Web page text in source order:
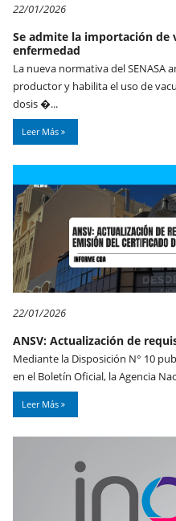
22/01/2026
Se admite la importación de
enfermedad
La nueva normativa del SENASA
productor y habilita el uso de
dosis �...
Leer Más
22/01/2026
ANSV: Actualización de
Mediante la Disposición N° 10
en el Boletín Oficial, la Agencia
Leer Más